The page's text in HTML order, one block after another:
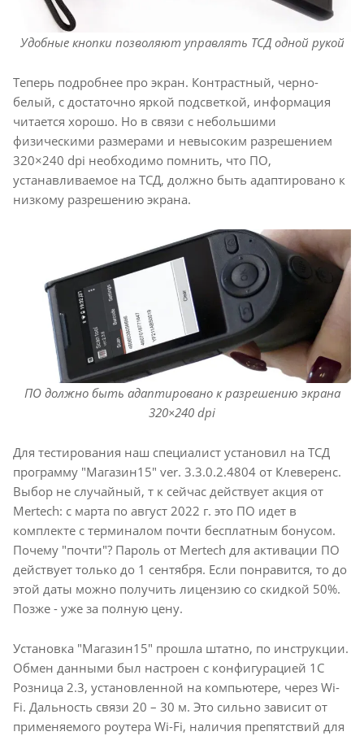
Удобные кнопки позволяют управлять ТСД одной рукой
Теперь подробнее про экран. Контрастный, черно-
белый, с достаточно яркой подсветкой, информация
читается хорошо. Но в связи с небольшими
физическими размерами и невысоким разрешением
320×240 dpi необходимо помнить, что ПО,
устанавливаемое на ТСД, должно быть адаптировано к
низкому разрешению экрана.
ПО должно быть адаптировано к разрешению экрана
320×240 dpi
Для тестирования наш специалист установил на ТСД
программу "Магазин15" ver. 3.3.0.2.4804 от Клеверенс.
Выбор не случайный, т к сейчас действует акция от
Mertech: с марта по август 2022 г. это ПО идет в
комплекте с терминалом почти бесплатным бонусом.
Почему "почти"? Пароль от Mertech для активации ПО
действует только до 1 сентября. Если понравится, то до
этой даты можно получить лицензию со скидкой 50%.
Позже - уже за полную цену.
Установка "Магазин15" прошла штатно, по инструкции.
Обмен данными был настроен с конфигурацией 1С
Розница 2.3, установленной на компьютере, через Wi-
Fi. Дальность связи 20 – 30 м. Это сильно зависит от
применяемого роутера Wi-Fi, наличия препятствий для